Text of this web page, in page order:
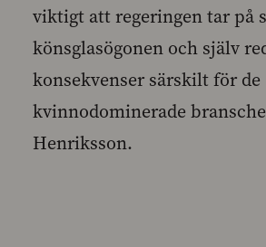
viktigt att regeringen tar på
könsglasögonen och själv
konsekvenser särskilt för de
kvinnodominerade
Henriksson.